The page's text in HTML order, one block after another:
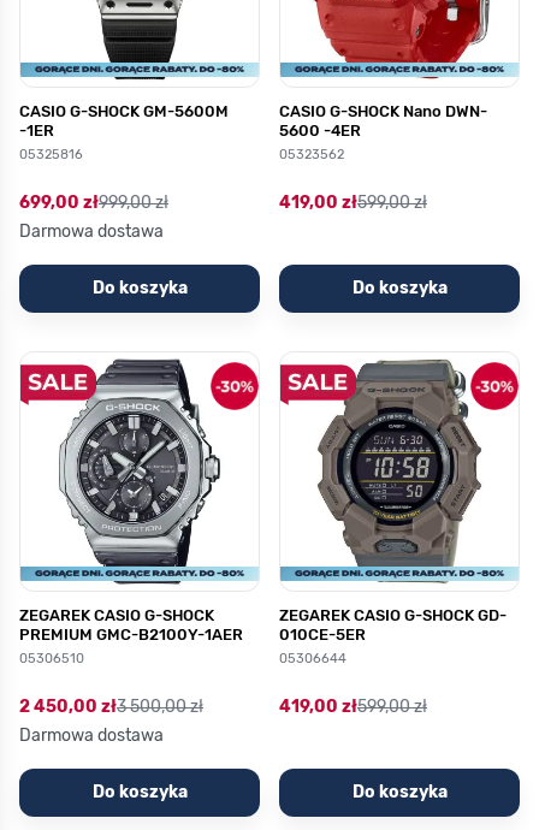
CASIO G-SHOCK GM-5600M
-1ER
05325816
699,00 zł999,00 zł
Darmowa dostawa
Do koszyka
CASIO G-SHOCK Nano DWN-
5600 -4ER
05323562
419,00 zł599,00 zł
Do koszyka
ZEGAREK CASIO G-SHOCK
PREMIUM GMC-B2100Y-1AER
05306510
2 450,00 zł3 500,00 zł
Darmowa dostawa
Do koszyka
ZEGAREK CASIO G-SHOCK GD-
010CE-5ER
05306644
419,00 zł599,00 zł
Do koszyka